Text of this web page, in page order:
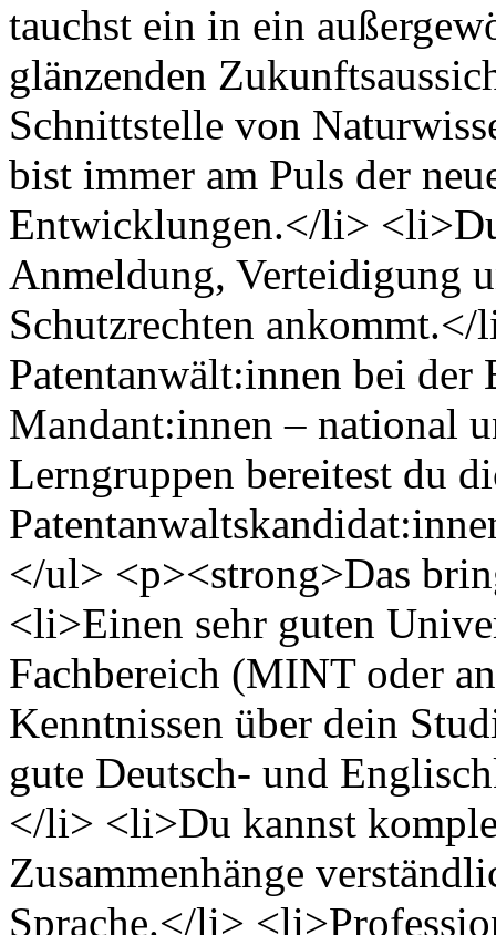
tauchst ein in ein
glänzenden
Schnittstelle von
bist immer am Puls der
Entwicklungen.</li>
Anmeldung, Verteidigung
Schutzrechten
Patentanwält:innen bei
Mandant:innen – national
Lerngruppen bereitest du
</ul> <p><strong>Das
<li>Einen sehr guten
Fachbereich (MINT oder
Kenntnissen über dein
gute Deutsch- und
</li> <li>Du kannst
Zusammenhänge
Sprache.</li>